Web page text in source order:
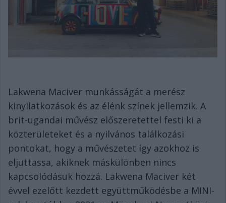
Lakwena Maciver munkásságát a merész
kinyilatkozások és az élénk színek jellemzik. A
brit-ugandai művész előszeretettel festi ki a
közterületeket és a nyilvános találkozási
pontokat, hogy a művészetet így azokhoz is
eljuttassa, akiknek máskülönben nincs
kapcsolódásuk hozzá. Lakwena Maciver két
évvel ezelőtt kezdett együttműködésbe a MINI-